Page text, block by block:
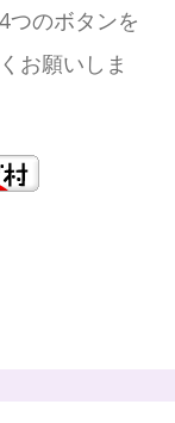
のボタンを
お願いしま